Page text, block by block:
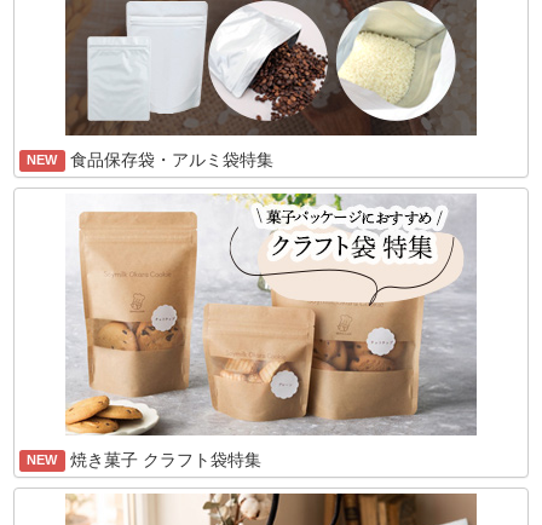
NEW 食品保存袋・アルミ袋特集
NEW 焼き菓子 クラフト袋特集